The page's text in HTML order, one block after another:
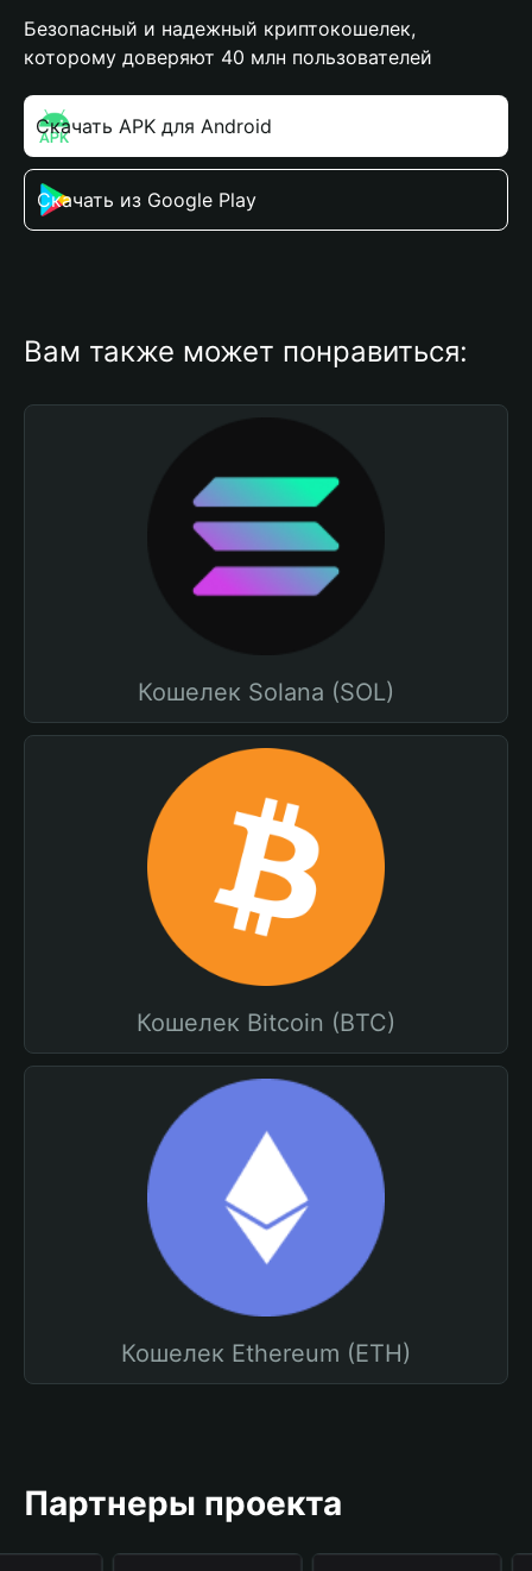
Безопасный и надежный криптокошелек,
которому доверяют 40 млн пользователей
Скачать APK для Android
Скачать из Google Play
Вам также может понравиться:
Кошелек Solana (SOL)
Кошелек Bitcoin (BTC)
Кошелек Ethereum (ETH)
Партнеры проекта